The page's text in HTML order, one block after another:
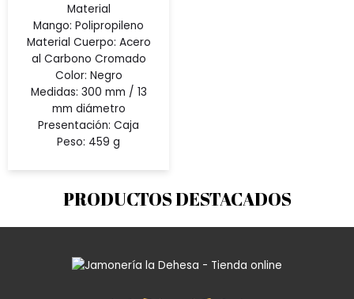
Material
Mango: Polipropileno
Material Cuerpo: Acero
al Carbono Cromado
Color: Negro
Medidas: 300 mm / 13
mm diámetro
Presentación: Caja
Peso: 459 g
PRODUCTOS DESTACADOS